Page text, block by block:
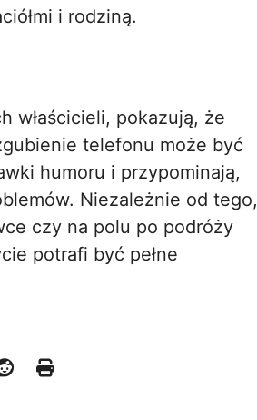
i rodziną.
właścicieli, pokazują, że
telefonu może być
humoru i przypominają,
Niezależnie od tego,
czy na polu po podróży
potrafi być pełne